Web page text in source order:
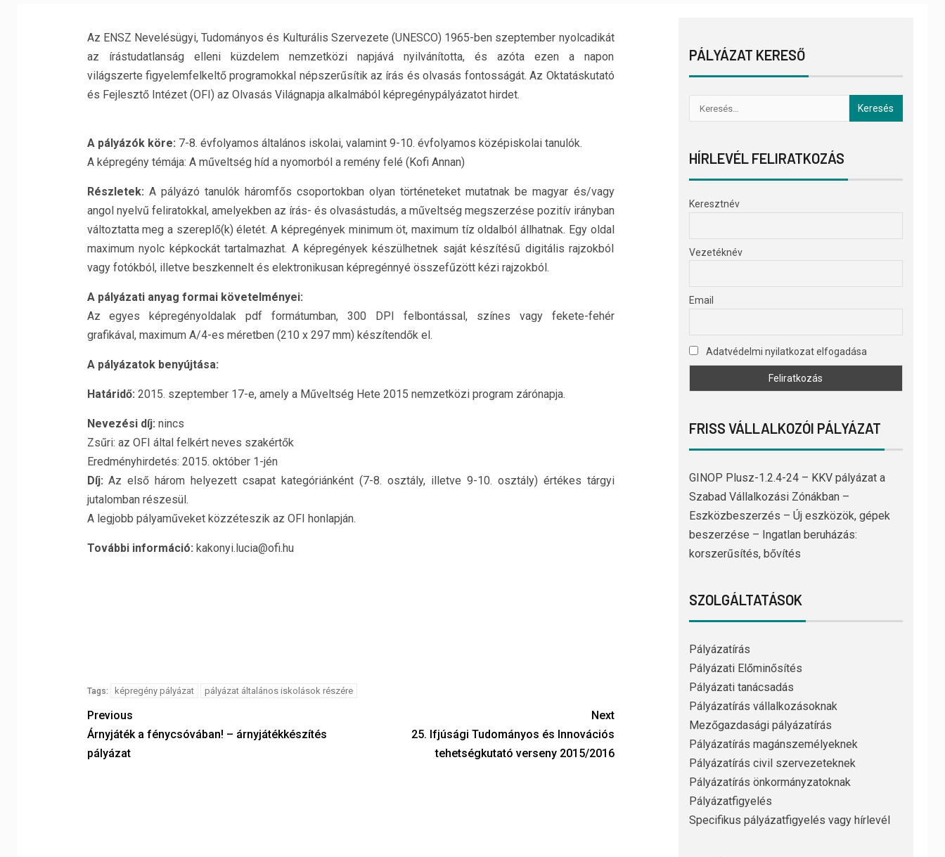
Az ENSZ Nevelésügyi, Tudományos és Kulturális Szervezete (UNESCO) 1965-ben szeptember nyolcadikát
az írástudatlanság elleni küzdelem nemzetközi napjává nyilvánította, és azóta ezen a napon
világszerte figyelemfelkeltő programokkal népszerűsítik az írás és olvasás fontosságát. Az Oktatáskutató
és Fejlesztő Intézet (OFI) az Olvasás Világnapja alkalmából képregénypályázatot hirdet.
A pályázók köre: 7-8. évfolyamos általános iskolai, valamint 9-10. évfolyamos középiskolai tanulók.
A képregény témája: A műveltség híd a nyomorból a remény felé (Kofi Annan)
Részletek: A pályázó tanulók háromfős csoportokban olyan történeteket mutatnak be magyar és/vagy
angol nyelvű feliratokkal, amelyekben az írás- és olvasástudás, a műveltség megszerzése pozitív irányban
változtatta meg a szereplő(k) életét. A képregények minimum öt, maximum tíz oldalból állhatnak. Egy oldal
maximum nyolc képkockát tartalmazhat. A képregények készülhetnek saját készítésű digitális rajzokból
vagy fotókból, illetve beszkennelt és elektronikusan képregénnyé összefűzött kézi rajzokból.
A pályázati anyag formai követelményei:
Az egyes képregényoldalak pdf formátumban, 300 DPI felbontással, színes vagy fekete-fehér
grafikával, maximum A/4-es méretben (210 x 297 mm) készítendők el.
A pályázatok benyújtása:
Határidő: 2015. szeptember 17-e, amely a Műveltség Hete 2015 nemzetközi program zárónapja.
Nevezési díj: nincs
Zsűri: az OFI által felkért neves szakértők
Eredményhirdetés: 2015. október 1-jén
Díj: Az első három helyezett csapat kategóriánként (7-8. osztály, illetve 9-10. osztály) értékes tárgyi
jutalomban részesül.
A legjobb pályaműveket közzéteszik az OFI honlapján.
További információ: kakonyi.lucia@ofi.hu
Tags: képregény pályázat pályázat általános iskolások részére
Previous
Árnyjáték a fénycsóvában! – árnyjátékkészítés
pályázat
Next
25. Ifjúsági Tudományos és Innovációs
tehetségkutató verseny 2015/2016
PÁLYÁZAT KERESŐ
HÍRLEVÉL FELIRATKOZÁS
Keresztnév
Vezetéknév
Email
Adatvédelmi nyilatkozat elfogadása
FRISS VÁLLALKOZÓI PÁLYÁZAT
GINOP Plusz-1.2.4-24 – KKV pályázat a
Szabad Vállalkozási Zónákban –
Eszközbeszerzés – Új eszközök, gépek
beszerzése – Ingatlan beruházás:
korszerűsítés, bővítés
SZOLGÁLTATÁSOK
Pályázatírás
Pályázati Előminősítés
Pályázati tanácsadás
Pályázatírás vállalkozásoknak
Mezőgazdasági pályázatírás
Pályázatírás magánszemélyeknek
Pályázatírás civil szervezeteknek
Pályázatírás önkormányzatoknak
Pályázatfigyelés
Specifikus pályázatfigyelés vagy hírlevél